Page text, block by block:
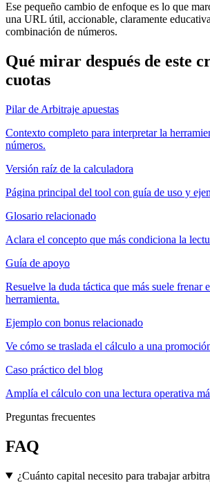
Ese pequeño cambio de enfoque es lo que
una URL útil, accionable, claramente
combinación de números.
Qué mirar después de este
cuotas
Pilar de Arbitraje apuestas
Contexto completo para interpretar la
números.
Versión raíz de la calculadora
Página principal del tool con guía de uso y
Glosario relacionado
Aclara el concepto que más condiciona la
Guía de apoyo
Resuelve la duda táctica que más suele frenar
herramienta.
Ejemplo con bonus relacionado
Ve cómo se traslada el cálculo a una
Caso práctico del blog
Amplía el cálculo con una lectura operativa
Preguntas frecuentes
FAQ
¿Cuánto capital necesito para trabajar